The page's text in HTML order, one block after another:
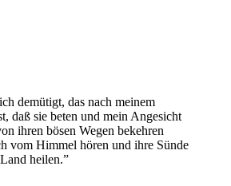
demütigt, das nach meinem
daß sie beten und mein Angesicht
ihren bösen Wegen bekehren
vom Himmel hören und ihre Sünde
heilen.”